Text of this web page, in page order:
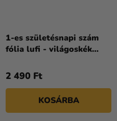
1-es születésnapi szám
fólia lufi - világoskék
2 490 Ft
KOSÁRBA